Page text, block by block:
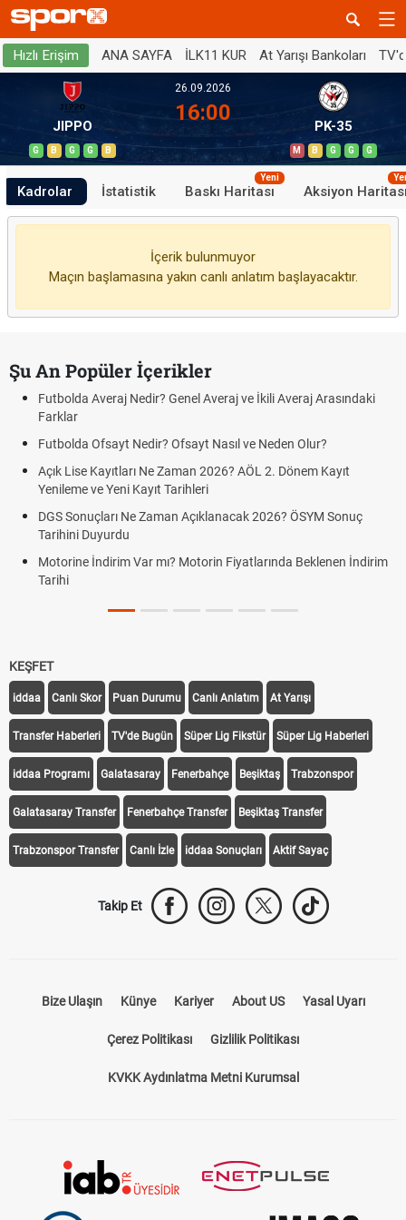
Hızlı Erişim ANA SAYFA İLK11 KUR At Yarışı Bankoları
JIPPO
G B G G B
26.09.2026
16:00
PK-35
M B G G G
Kadrolar İstatistik Baskı Haritası
Yeni
Aksiyon
İçerik bulunmuyor
Maçın başlamasına yakın canlı anlatım başlayacaktır.
Şu An Popüler İçerikler
Futbolda Averaj Nedir? Genel Averaj ve İkili Averaj Arasındaki
Farklar
Futbolda Ofsayt Nedir? Ofsayt Nasıl ve Neden Olur?
Açık Lise Kayıtları Ne Zaman 2026? AÖL 2. Dönem Kayıt
Yenileme ve Yeni Kayıt Tarihleri
DGS Sonuçları Ne Zaman Açıklanacak 2026? ÖSYM Sonuç
Tarihini Duyurdu
Motorine İndirim Var mı? Motorin Fiyatlarında Beklenen İndirim
Tarihi
KEŞFET
iddaa Canlı Skor Puan Durumu Canlı Anlatım At Yarışı
Transfer Haberleri TV'de Bugün Süper Lig Fikstür Süper Lig Haberleri
iddaa Programı Galatasaray Fenerbahçe Beşiktaş Trabzonspor
Galatasaray Transfer Fenerbahçe Transfer Beşiktaş Transfer
Trabzonspor Transfer Canlı İzle iddaa Sonuçları Aktif Sayaç
Takip Et
Bize Ulaşın Künye Kariyer About US Yasal Uyarı
Çerez Politikası Gizlilik Politikası
KVKK Aydınlatma Metni Kurumsal